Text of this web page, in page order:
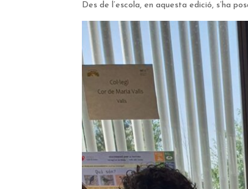
Des de l’escola, en aquesta edició, s’ha